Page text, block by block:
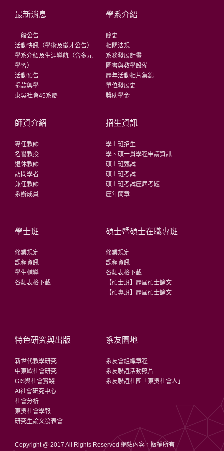
最新消息
一般公告
活動快訊（學術及徵才公告）
學系介紹及生涯導航（含多元
學習）
活動預告
捐款興學
東吳社會45系慶
學系介紹
簡史
相關法規
系務發展計畫
圖書與教學設備
歷年活動相片集錦
單位發展史
獎助學金
師資介紹
專任教師
名譽教授
退休教師
訪問學者
兼任教師
系辦成員
招生資訊
學士班招生
學、碩一貫學程申請資訊
碩士班甄試
碩士班考試
碩士班考試歷屆考題
歷年簡章
學士班
修業規定
課程資訊
學生輔導
各類表格下載
碩士暨碩士在職專班
修業規定
課程資訊
各類表格下載
【碩士班】歷屆碩士論文
【碩專班】歷屆碩士論文
特色研究與出版
新世代教學研究
中東歐社會研究
GIS與社會實踐
AI社會研究中心
社會分析
東吳社會學報
研究生論文發表會
系友園地
系友會組織章程
系友聯誼活動照片
系友聯誼社團「東吳社會人」
Copyright @ 2017 All Rights Reserved 網站內容，版權所有